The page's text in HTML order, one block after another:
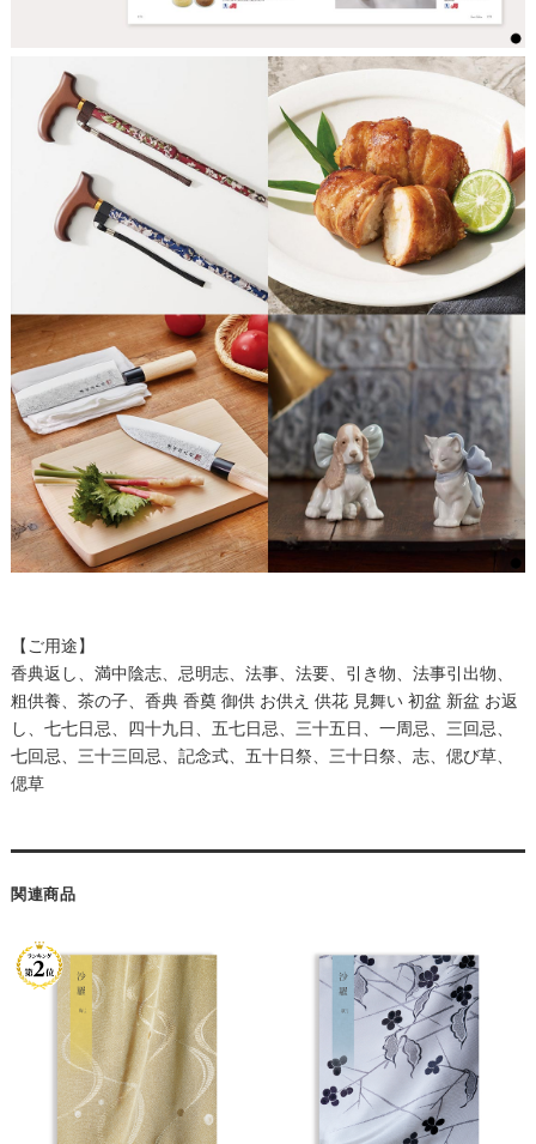
【ご用途】
香典返し、満中陰志、忌明志、法事、法要、引き物、法事引出物、
粗供養、茶の子、香典 香奠 御供 お供え 供花 見舞い 初盆 新盆 お返
し、七七日忌、四十九日、五七日忌、三十五日、一周忌、三回忌、
七回忌、三十三回忌、記念式、五十日祭、三十日祭、志、偲び草、
偲草
関連商品